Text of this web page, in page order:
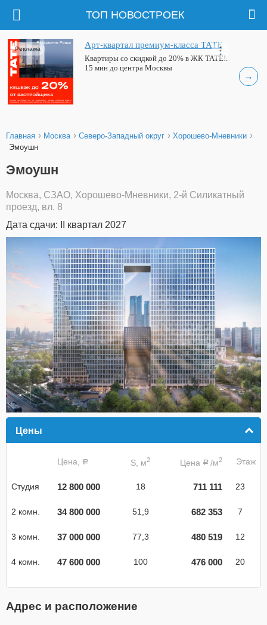
ТОП НОВОСТРОЕК
→
Арт-квартал премиум-класса ТАТЕ
Квартиры со скидкой до 20% в ЖК ТАТЕ!.
15 мин до центра Москвы
Реклама
Главная › Москва › Северо-Западный округ › Хорошево-Мневники ›
Эмоушн
Эмоушн
Москва, СЗАО, Хорошево-Мневники, 2-й Силикатный
проезд, вл. 8
Дата сдачи: II квартал 2027
Цены
Цена, a S, м2 Цена a /м2 Этаж
Студия 12 800 000 18 711 111 23
2 комн. 34 800 000 51,9 682 353 7
3 комн. 37 000 000 77,3 480 519 12
4 комн. 47 600 000 100 476 000 20
Адрес и расположение